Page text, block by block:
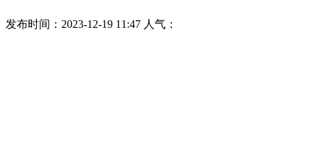
发布时间：2023-12-19 11:47 人气：